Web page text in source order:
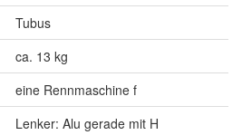
Tubus
ca. 13 kg
eine Rennmaschine f
Lenker: Alu gerade mit H